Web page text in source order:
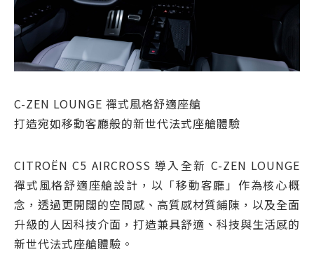
C-ZEN LOUNGE 禪式風格舒適座艙
打造宛如移動客廳般的新世代法式座艙體驗
CITROËN C5 AIRCROSS 導入全新 C-ZEN LOUNGE
禪式風格舒適座艙設計，以「移動客廳」作為核心概
念，透過更開闊的空間感、高質感材質鋪陳，以及全面
升級的人因科技介面，打造兼具舒適、科技與生活感的
新世代法式座艙體驗。